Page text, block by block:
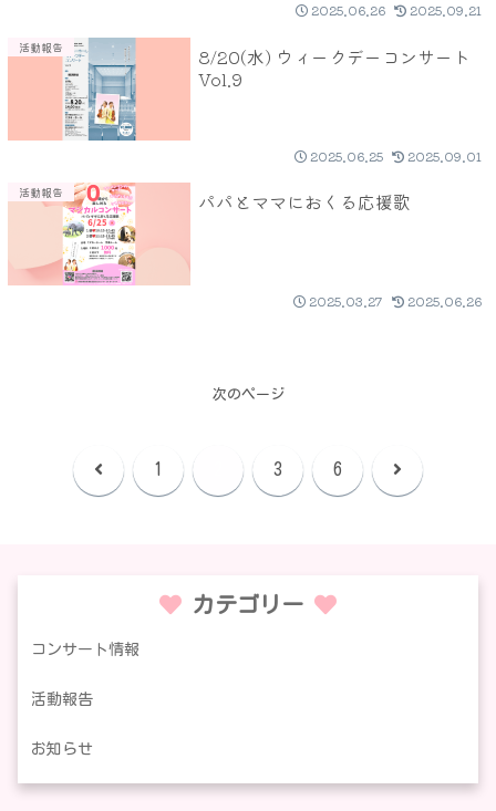
2025.06.26 2025.09.21
活動報告
8/20(水) ウィークデーコンサート
Vol.9
2025.06.25 2025.09.01
活動報告 パパとママにおくる応援歌
2025.03.27 2025.06.26
次のページ
前 1 3 6 次
カテゴリー
コンサート情報
活動報告
お知らせ